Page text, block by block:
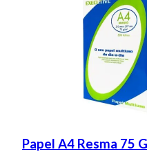
Papel A4 Resma 75